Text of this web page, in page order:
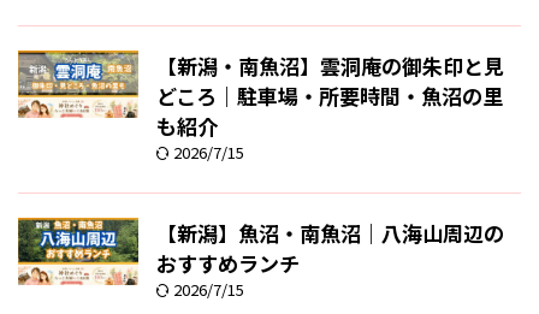
【新潟・南魚沼】雲洞庵の御朱印と見
どころ｜駐車場・所要時間・魚沼の里
も紹介
2026/7/15
【新潟】魚沼・南魚沼｜八海山周辺の
おすすめランチ
2026/7/15